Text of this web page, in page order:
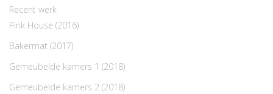
Recent werk
Pink House (2016)
Bakermat (2017)
Gemeubelde kamers 1 (2018)
Gemeubelde kamers 2 (2018)